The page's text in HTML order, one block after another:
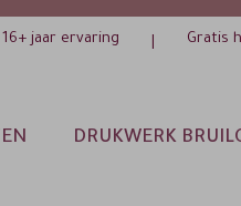
16+ jaar ervaring Gratis
DRUKWERK